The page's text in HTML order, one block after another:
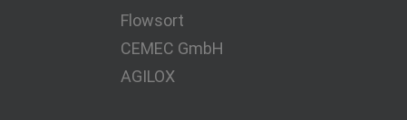
Flowsort
CEMEC GmbH
AGILOX